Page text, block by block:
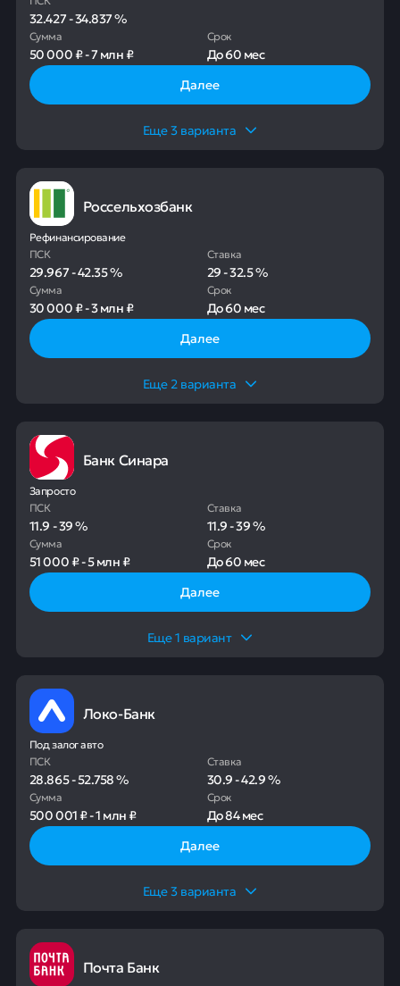
32.427-34.837%
Сумма
50 000 ₽-7 млн ₽
Срок
До60 мес
Далее
Еще3 варианта
Россельхозбанк
Рефинансирование
ПСК
29.967-42.35%
Ставка
29-32.5%
Сумма
30 000 ₽-3 млн ₽
Срок
До60 мес
Далее
Еще2 варианта
Банк Синара
Запросто
ПСК
11.9-39%
Ставка
11.9-39%
Сумма
51 000 ₽-5 млн ₽
Срок
До60 мес
Далее
Еще1 вариант
Локо-Банк
Под залог авто
ПСК
28.865-52.758%
Ставка
30.9-42.9%
Сумма
500 001 ₽-1 млн ₽
Срок
До84 мес
Далее
Еще3 варианта
Почта Банк